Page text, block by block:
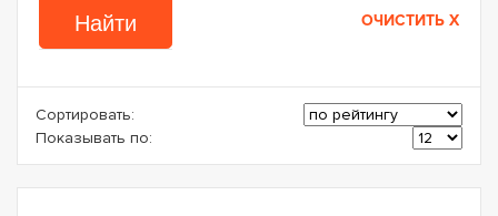
Сортировать:
Показывать по: